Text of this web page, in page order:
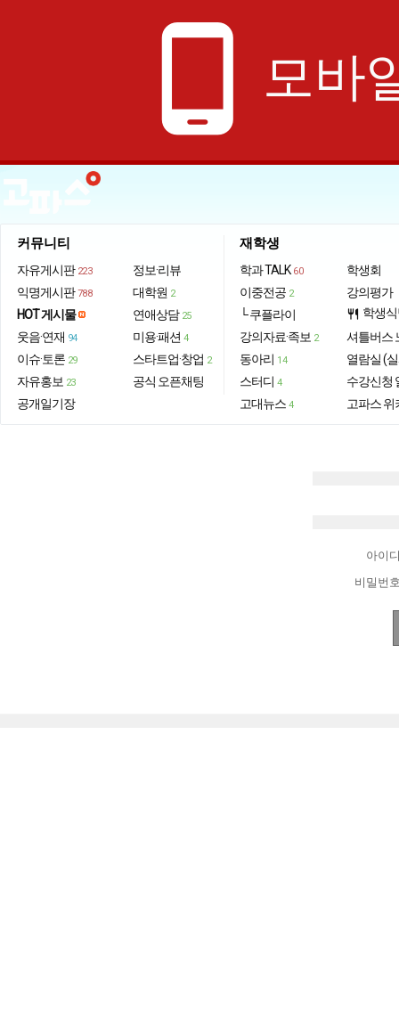
phone_android 모바
커뮤니티
자유게시판 223
익명게시판 788
HOT 게시물
웃음·연재 94
이슈·토론 29
자유홍보 23
공개일기장
정보·리뷰
대학원 2
연애상담 25
미용·패션 4
스타트업·창업 2
공식 오픈채팅
재학생
학과 TALK 60
이중전공 2
└ 쿠플라이
강의자료·족보 2
동아리 14
스터디 4
고대뉴스 4
학생회
강의평가
restaurant 학생
셔틀버스
열람실 (
수강신청
고파스 위
아이
비밀번